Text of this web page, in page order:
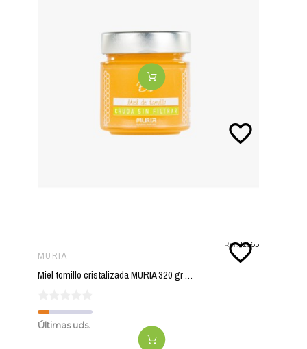
Ref:12665
MURIA
Miel tomillo cristalizada MURIA 320 gr ECO
Últimas uds.
favorite_border
favorite_border